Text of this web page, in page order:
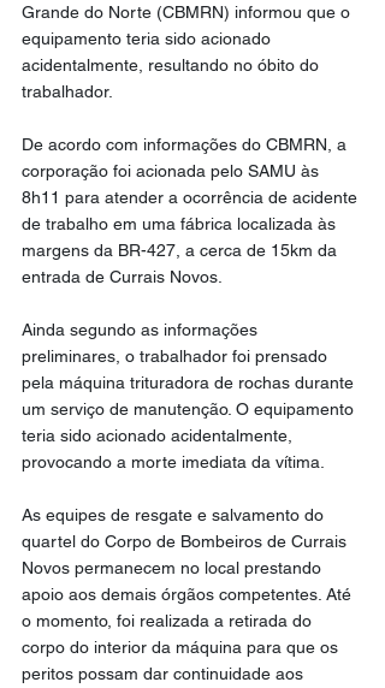
Grande do Norte (CBMRN) informou que o
equipamento teria sido acionado
acidentalmente, resultando no óbito do
trabalhador.
De acordo com informações do CBMRN, a
corporação foi acionada pelo SAMU às
8h11 para atender a ocorrência de acidente
de trabalho em uma fábrica localizada às
margens da BR-427, a cerca de 15km da
entrada de Currais Novos.
Ainda segundo as informações
preliminares, o trabalhador foi prensado
pela máquina trituradora de rochas durante
um serviço de manutenção. O equipamento
teria sido acionado acidentalmente,
provocando a morte imediata da vítima.
As equipes de resgate e salvamento do
quartel do Corpo de Bombeiros de Currais
Novos permanecem no local prestando
apoio aos demais órgãos competentes. Até
o momento, foi realizada a retirada do
corpo do interior da máquina para que os
peritos possam dar continuidade aos